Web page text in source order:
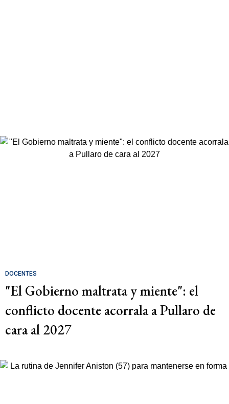
DOCENTES
"El Gobierno maltrata y miente": el
conflicto docente acorrala a Pullaro de
cara al 2027